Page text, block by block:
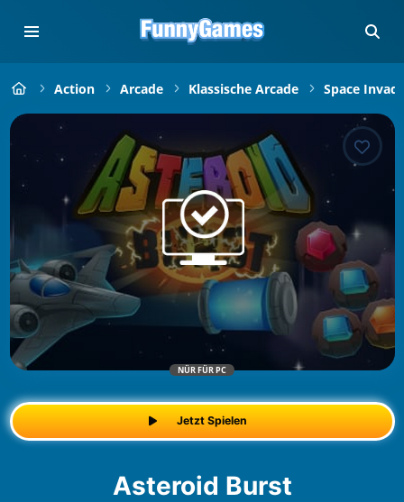
Action Arcade Klassische Arcade Space
NÜR FÜR PC
Jetzt Spielen
Asteroid Burst